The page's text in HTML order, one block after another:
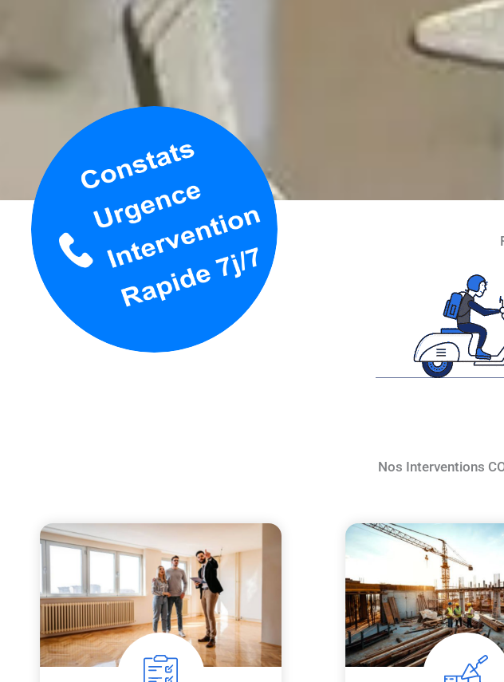
Nos Interventions